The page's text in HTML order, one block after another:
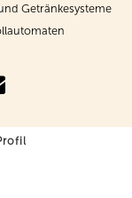
Getränkesysteme